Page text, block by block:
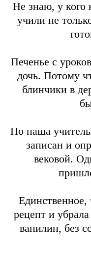
Не знаю, у кого
учили не
Печенье с
дочь. Потому
блинчики в
Но наша
записан и
вековой.
Единственное,
рецепт и
ванилин, без